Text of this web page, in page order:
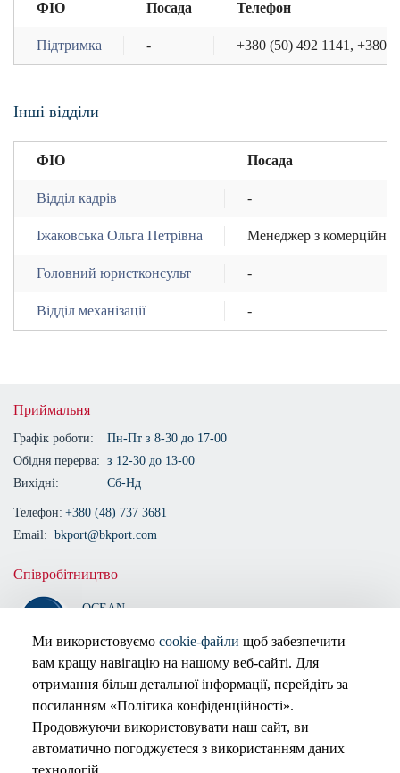
Ми використовуємо cookie-файли щоб забезпечити
вам кращу навігацію на нашому веб-сайті. Для
отримання більш детальної інформації, перейдіть за
посиланням «Політика конфіденційності».
Продовжуючи використовувати наш сайт, ви
автоматично погоджуєтеся з використанням даних
технологій.
ФІО Посада Телефон
Підтримка - +380 (50) 492 1141, +380
Інші відділи
ФІО Посада
Відділ кадрів -
Іжаковська Ольга Петрівна Менеджер з
Головний юристконсульт -
Відділ механізації -
Приймальня
Графік роботи:
Пн-Пт з 8-30 до 17-00
Обідня перерва: з 12-30 до 13-00
Вихідні:
Сб-Нд
Телефон: +380 (48) 737 3681
Email: bkport@bkport.com
Співробітництво
OCEAN
Сертифіковано